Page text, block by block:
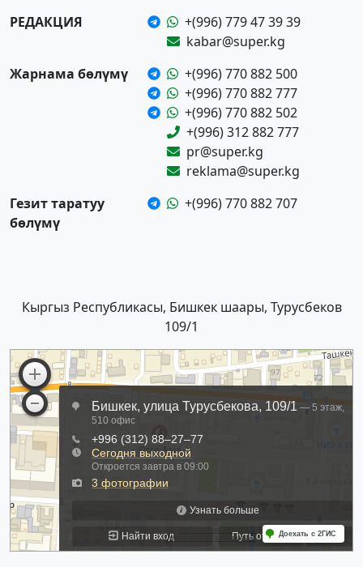
РЕДАКЦИЯ
+(996) 779 47 39 39
kabar@super.kg
Жарнама бөлүмү
+(996) 770 882 500
+(996) 770 882 777
+(996) 770 882 502
+(996) 312 882 777
pr@super.kg
reklama@super.kg
Гезит таратуу
бөлүмү
+(996) 770 882 707
Кыргыз Республикасы, Бишкек шаары, Турусбеков
109/1